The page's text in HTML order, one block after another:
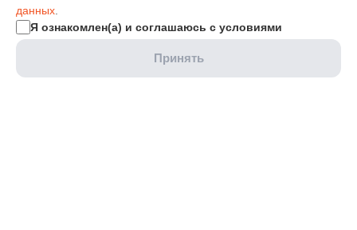
данных
Я ознакомлен(а) и соглашаюсь с условиями
Принять